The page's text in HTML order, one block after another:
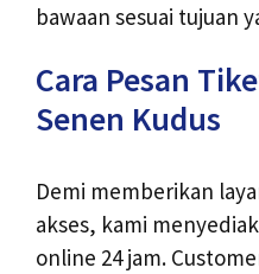
bawaan sesuai tujuan
Cara Pesan
Senen Kudus
Demi memberikan
akses, kami
online 24 jam.